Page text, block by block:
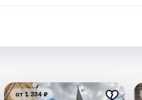
от 1 334 ₽